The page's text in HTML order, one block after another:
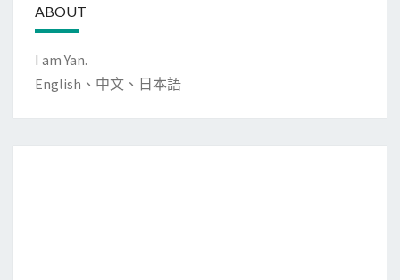
ABOUT
I am Yan.
English、中文、日本語